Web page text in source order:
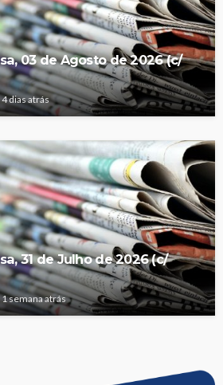
03 de Agosto de 2026 (c/
4 dias atrás
31 de Julho de 2026 (c/
1 semana atrás